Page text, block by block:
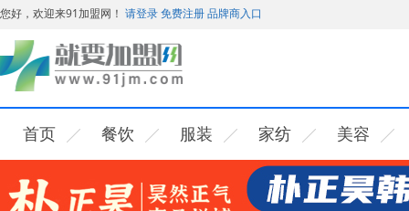
您好，欢迎来91加盟网！ 请登录免费注册品牌商入口
首页 餐饮 服装 家纺 美容